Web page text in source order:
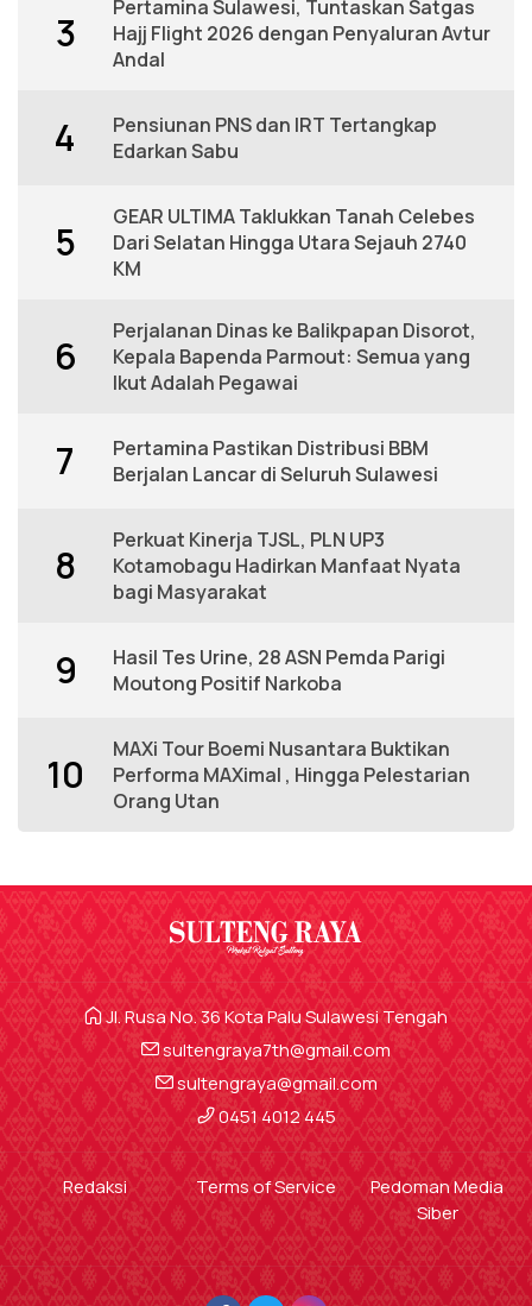
3
Pertamina Sulawesi, Tuntaskan Satgas
Hajj Flight 2026 dengan Penyaluran Avtur
Andal
4
Pensiunan PNS dan IRT Tertangkap
Edarkan Sabu
5
GEAR ULTIMA Taklukkan Tanah Celebes
Dari Selatan Hingga Utara Sejauh 2740
KM
6
Perjalanan Dinas ke Balikpapan Disorot,
Kepala Bapenda Parmout: Semua yang
Ikut Adalah Pegawai
7
Pertamina Pastikan Distribusi BBM
Berjalan Lancar di Seluruh Sulawesi
8
Perkuat Kinerja TJSL, PLN UP3
Kotamobagu Hadirkan Manfaat Nyata
bagi Masyarakat
9
Hasil Tes Urine, 28 ASN Pemda Parigi
Moutong Positif Narkoba
10
MAXi Tour Boemi Nusantara Buktikan
Performa MAXimal , Hingga Pelestarian
Orang Utan
Jl. Rusa No. 36 Kota Palu Sulawesi Tengah
sultengraya7th@gmail.com
sultengraya@gmail.com
0451 4012 445
Redaksi Terms of Service
Pedoman Media
Siber